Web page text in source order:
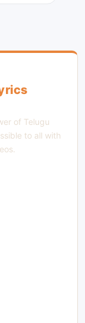
of Telugu
to all with